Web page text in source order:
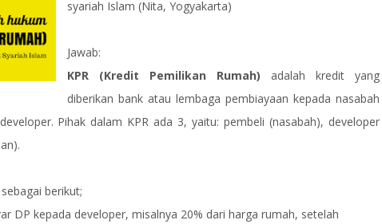
syariah Islam (Nita, Yogyakarta)
Jawab:
KPR (Kredit Pemilikan Rumah) adalah kredit yang
diberikan bank atau lembaga pembiayaan kepada nasabah
Pihak dalam KPR ada 3, yaitu: pembeli (nasabah), developer
berikut;
DP kepada developer, misalnya 20% dari harga rumah, setelah